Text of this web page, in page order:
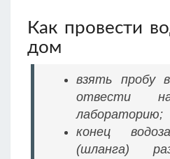
Как провести
дом
взять пробу
отвести
лабораторию;
конец
(шланга)